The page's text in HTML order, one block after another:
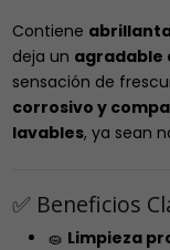
Contiene
deja un agradable
sensación de
corrosivo y
lavables, ya sean
✅ Beneficios
🧽 Limpieza